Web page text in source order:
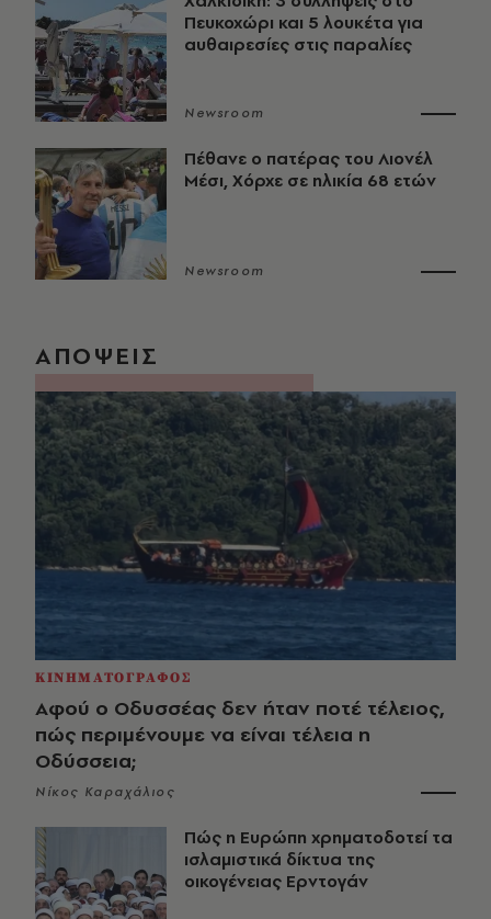
Πευκοχώρι και 5 λουκέτα για
αυθαιρεσίες στις παραλίες
Newsroom
Πέθανε ο πατέρας του Λιονέλ
Μέσι, Χόρχε σε ηλικία 68 ετών
Newsroom
ΑΠΟΨΕΙΣ
ΚΙΝΗΜΑΤΟΓΡΑΦΟΣ
Αφού ο Οδυσσέας δεν ήταν ποτέ τέλειος,
πώς περιμένουμε να είναι τέλεια η
Οδύσσεια;
Νίκος Καραχάλιος
Πώς η Ευρώπη χρηματοδοτεί τα
ισλαμιστικά δίκτυα της
οικογένειας Ερντογάν